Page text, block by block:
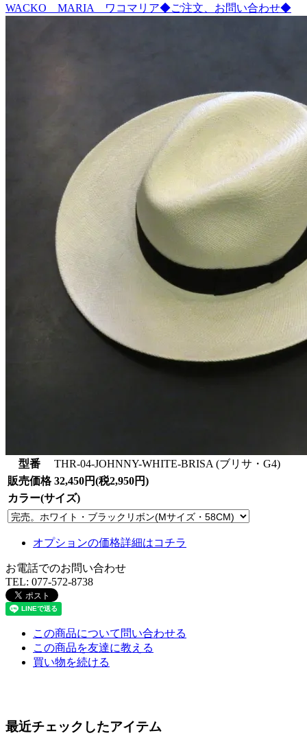
WACKO MARIA ワコマリア◆ご注文、お問い合わせ◆
型番
THR-04-JOHNNY-WHITE-BRISA (ブリサ・G4)
販売価格 32,450円(税2,950円)
カラー(サイズ)
オプションの価格詳細はコチラ
お電話でのお問い合わせ
TEL: 077-572-8738
この商品について問い合わせる
この商品を友達に教える
買い物を続ける
最近チェックしたアイテム